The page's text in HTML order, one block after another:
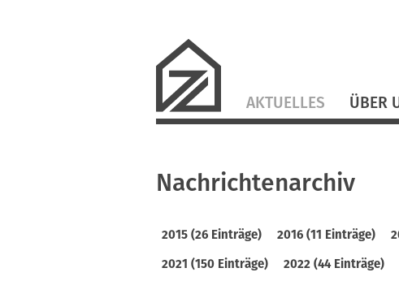
überspringen
AKTUELLES ÜBER
Nachrichtenarchiv
2015 (26 Einträge) 2016 (11 Einträge)
2021 (150 Einträge)
2022 (44 Einträge)